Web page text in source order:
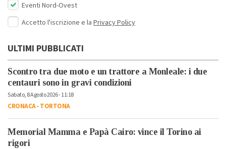
Eventi Nord-Ovest
Accetto l'iscrizione e la Privacy Policy
ULTIMI PUBBLICATI
Scontro tra due moto e un trattore a Monleale: i due
centauri sono in gravi condizioni
Sabato, 8 Agosto 2026 - 11:18
CRONACA-TORTONA
Memorial Mamma e Papà Cairo: vince il Torino ai
rigori